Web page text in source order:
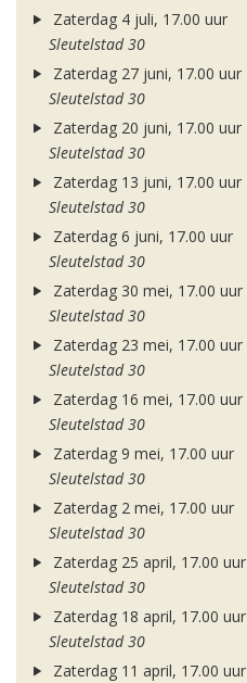
Zaterdag 4 juli, 17.00 uur
Sleutelstad 30
Zaterdag 27 juni, 17.00 uur
Sleutelstad 30
Zaterdag 20 juni, 17.00 uur
Sleutelstad 30
Zaterdag 13 juni, 17.00 uur
Sleutelstad 30
Zaterdag 6 juni, 17.00 uur
Sleutelstad 30
Zaterdag 30 mei, 17.00 uur
Sleutelstad 30
Zaterdag 23 mei, 17.00 uur
Sleutelstad 30
Zaterdag 16 mei, 17.00 uur
Sleutelstad 30
Zaterdag 9 mei, 17.00 uur
Sleutelstad 30
Zaterdag 2 mei, 17.00 uur
Sleutelstad 30
Zaterdag 25 april, 17.00 uur
Sleutelstad 30
Zaterdag 18 april, 17.00 uur
Sleutelstad 30
Zaterdag 11 april, 17.00 uur